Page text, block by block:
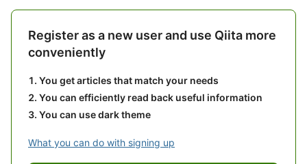
Register as a new user and use Qiita more
conveniently
You get articles that match your needs
You can efficiently read back useful information
You can use dark theme
What you can do with signing up